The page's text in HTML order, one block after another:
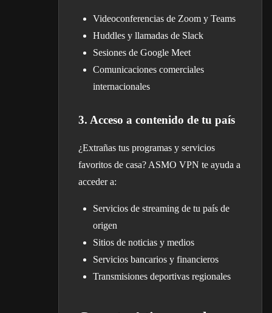
Videoconferencias de Zoom y Teams
Huddles y llamadas de Slack
Sesiones de Google Meet
Comunicaciones comerciales
internacionales
3. Acceso a contenido de tu país
¿Extrañas tus programas y servicios
favoritos de casa? ASMO VPN te ayuda a
acceder a:
Servicios de streaming de tu país de
origen
Sitios de noticias y medios
Servicios bancarios y financieros
Transmisiones deportivas regionales